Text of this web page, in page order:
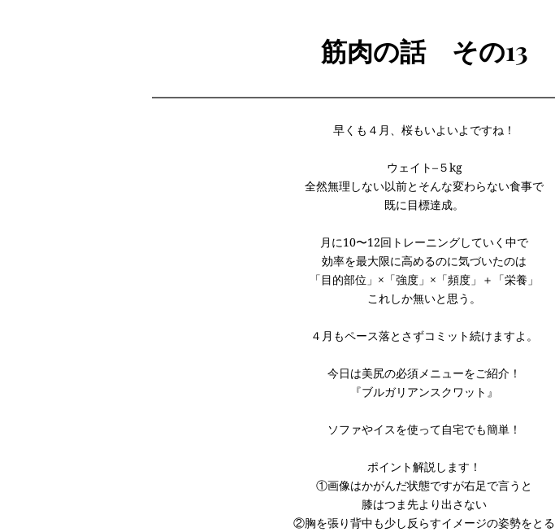
筋肉の話　その13
早くも４月、桜もいよいよですね！
ウェイト–５kg
全然無理しない以前とそんな変わらない食事で
既に目標達成。
月に10〜12回トレーニングしていく中で
効率を最大限に高めるのに気づいたのは
「目的部位」×「強度」×「頻度」＋「栄養」
これしか無いと思う。
４月もペース落とさずコミット続けますよ。
今日は美尻の必須メニューをご紹介！
『ブルガリアンスクワット』
ソファやイスを使って自宅でも簡単！
ポイント解説します！
①画像はかがんだ状態ですが右足で言うと
膝はつま先より出さない
②胸を張り背中も少し反らすイメージの姿勢をとる